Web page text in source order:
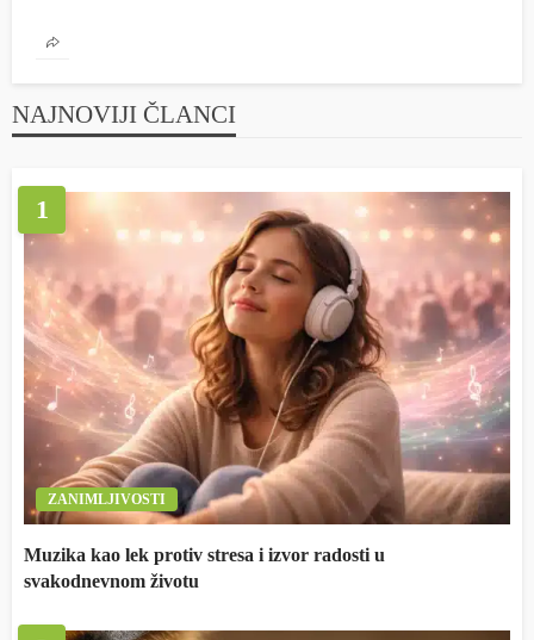
NAJNOVIJI ČLANCI
1
ZANIMLJIVOSTI
Muzika kao lek protiv stresa i izvor radosti u
svakodnevnom životu